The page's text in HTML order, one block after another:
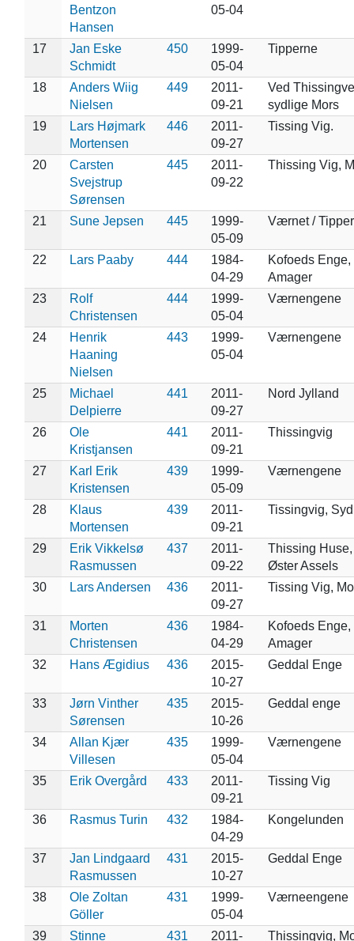
Bentzon
Hansen
05-04
17
Jan Eske
Schmidt
450
1999-
05-04
Tipperne
18
Anders Wiig
Nielsen
449
2011-
09-21
Ved
sydlige Mors
19
Lars Højmark
Mortensen
446
2011-
09-27
Tissing Vig.
20
Carsten
Svejstrup
Sørensen
445
2011-
09-22
Thissing Vig,
21 Sune Jepsen 445
1999-
05-09
Værnet /
22 Lars Paaby 444
1984-
04-29
Kofoeds Enge,
Amager
23
Rolf
Christensen
444
1999-
05-04
Værnengene
24
Henrik
Haaning
Nielsen
443
1999-
05-04
Værnengene
25
Michael
Delpierre
441
2011-
09-27
Nord Jylland
26
Ole
Kristjansen
441
2011-
09-21
Thissingvig
27
Karl Erik
Kristensen
439
1999-
05-09
Værnengene
28
Klaus
Mortensen
439
2011-
09-21
Tissingvig,
29
Erik Vikkelsø
Rasmussen
437
2011-
09-22
Thissing Huse,
Øster Assels
30
Lars Andersen 436
2011-
09-27
Tissing Vig,
31
Morten
Christensen
436
1984-
04-29
Kofoeds Enge,
Amager
32
Hans Ægidius 436
2015-
10-27
Geddal Enge
33
Jørn Vinther
Sørensen
435
2015-
10-26
Geddal enge
34
Allan Kjær
Villesen
435
1999-
05-04
Værnengene
35 Erik Overgård 433
2011-
09-21
Tissing Vig
36 Rasmus Turin 432
1984-
04-29
Kongelunden
37
Jan Lindgaard
Rasmussen
431
2015-
10-27
Geddal Enge
38
Ole Zoltan
Göller
431
1999-
05-04
Værneengene
39 Stinne 431 2011- Thissingvig,